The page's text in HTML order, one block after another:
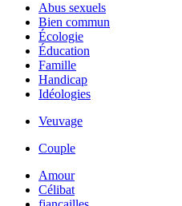
Abus sexuels
Bien commun
Écologie
Éducation
Famille
Handicap
Idéologies
Veuvage
Couple
Amour
Célibat